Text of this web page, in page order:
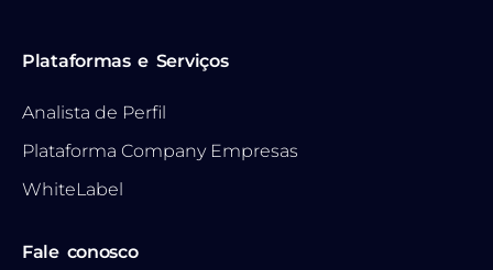
Plataformas e Serviços
Analista de Perfil
Plataforma Company Empresas
WhiteLabel
Fale conosco